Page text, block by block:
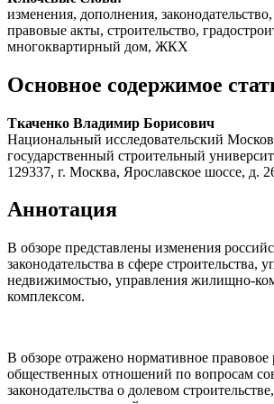
изменения, дополнения,
правовые акты, строительство,
многоквартирный дом, ЖКХ
Основное содержимое
Ткаченко Владимир Борисович
Национальный исследовательский
государственный строительный
129337, г. Москва, Ярославское шоссе, д.
Аннотация
В обзоре представлены изменения
законодательства в сфере строительства,
недвижимостью, управления жилищно-
комплексом.
В обзоре отражено нормативное правовое
общественных отношений по вопросам
законодательства о долевом